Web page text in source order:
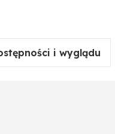
i wyglądu